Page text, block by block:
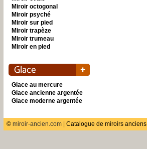
Miroir octogonal
Miroir psyché
Miroir sur pied
Miroir trapèze
Miroir trumeau
Miroir en pied
Glace au mercure
Glace ancienne argentée
Glace moderne argentée
© miroir-ancien.com| Catalogue de miroirs anciens